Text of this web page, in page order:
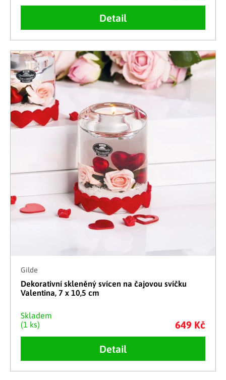
Detail
Gilde
Dekorativní skleněný svícen na čajovou svíčku
Valentina, 7 x 10,5 cm
Skladem
(1 ks)
649 Kč
Detail